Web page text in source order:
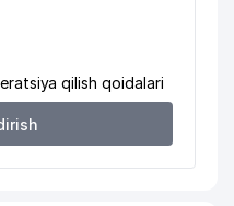
qilish qoidalari